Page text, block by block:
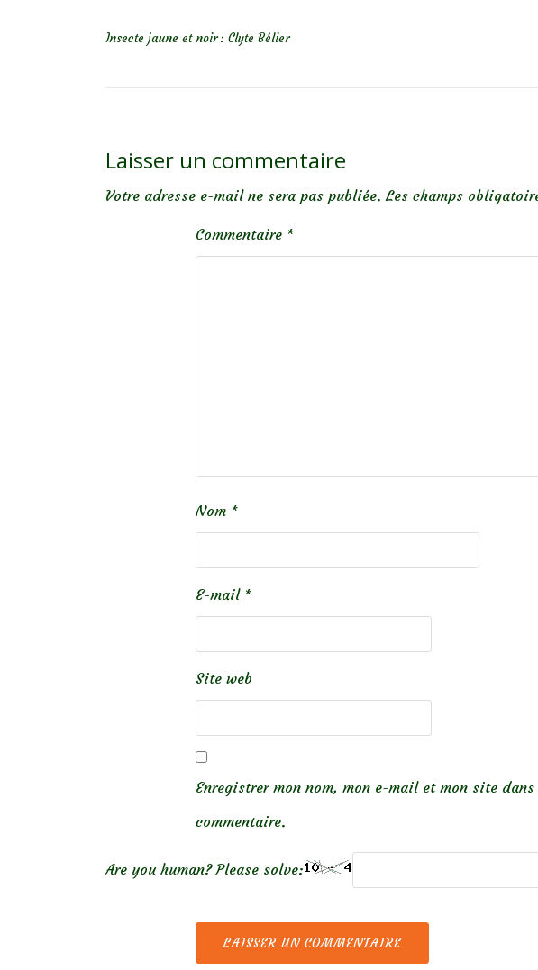
Insecte jaune et noir : Clyte Bélier
Laisser un commentaire
Votre adresse e-mail ne sera pas publiée. Les champs
Commentaire *
Nom *
E-mail *
Site web
Enregistrer mon nom, mon e-mail et mon site
commentaire.
Are you human? Please solve: